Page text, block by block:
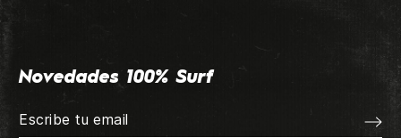
Novedades 100% Surf